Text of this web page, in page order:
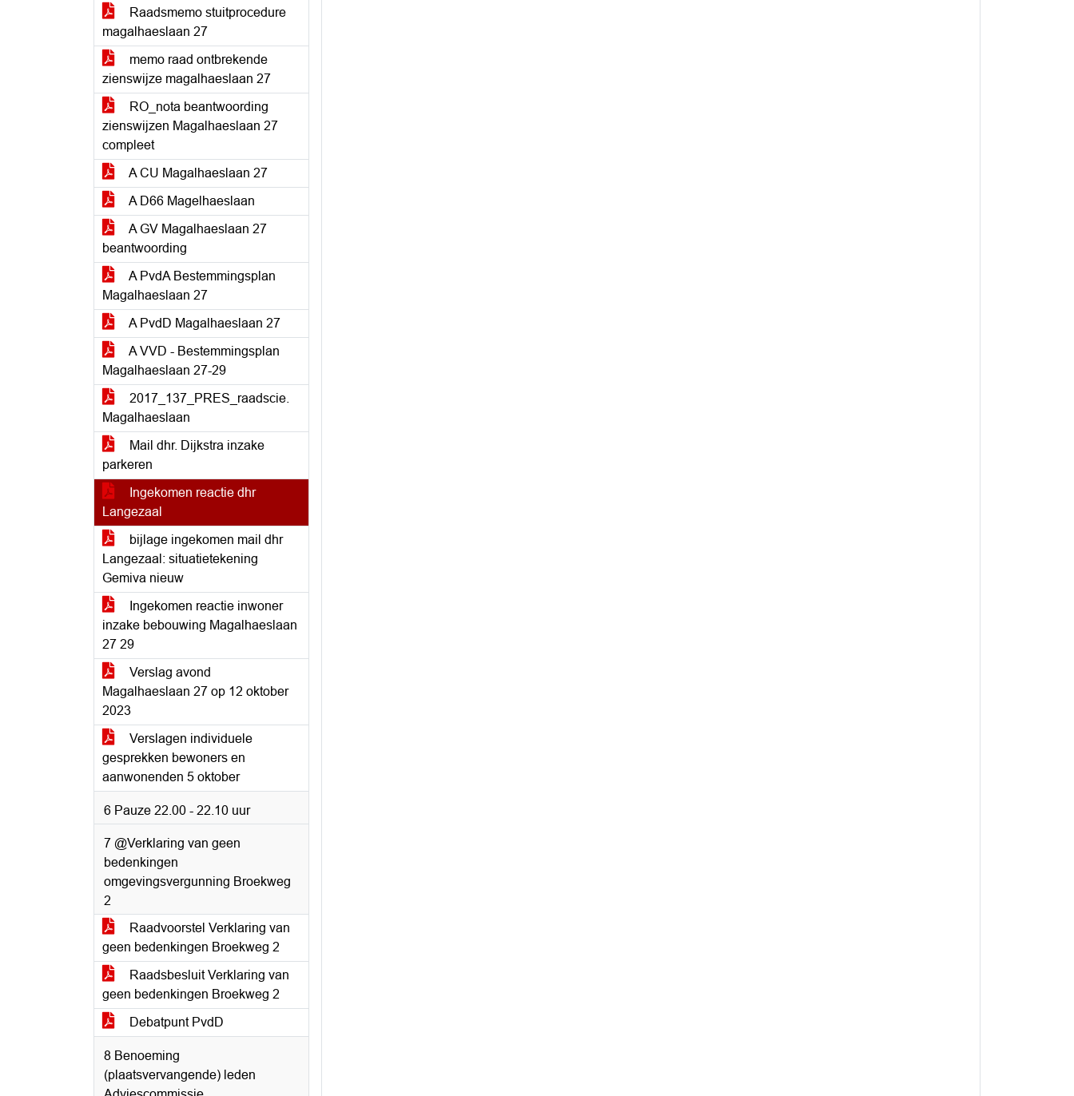
Raadsmemo stuitprocedure
magalhaeslaan 27
memo raad ontbrekende
zienswijze magalhaeslaan 27
RO_nota beantwoording
zienswijzen Magalhaeslaan 27
compleet
A CU Magalhaeslaan 27
A D66 Magelhaeslaan
A GV Magalhaeslaan 27
beantwoording
A PvdA Bestemmingsplan
Magalhaeslaan 27
A PvdD Magalhaeslaan 27
A VVD - Bestemmingsplan
Magalhaeslaan 27-29
2017_137_PRES_raadscie.
Magalhaeslaan
Mail dhr. Dijkstra inzake
parkeren
Ingekomen reactie dhr
Langezaal
bijlage ingekomen mail dhr
Langezaal: situatietekening
Gemiva nieuw
Ingekomen reactie inwoner
inzake bebouwing Magalhaeslaan
27 29
Verslag avond
Magalhaeslaan 27 op 12 oktober
2023
Verslagen individuele
gesprekken bewoners en
aanwonenden 5 oktober
6 Pauze 22.00 - 22.10 uur
7 @Verklaring van geen
bedenkingen
omgevingsvergunning Broekweg
2
Raadvoorstel Verklaring van
geen bedenkingen Broekweg 2
Raadsbesluit Verklaring van
geen bedenkingen Broekweg 2
Debatpunt PvdD
8 Benoeming
(plaatsvervangende) leden